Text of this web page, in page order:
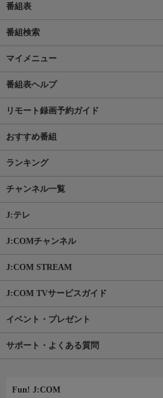
番組表
番組検索
マイメニュー
番組表ヘルプ
リモート録画予約ガイド
おすすめ番組
ランキング
チャンネル一覧
J:テレ
J:COMチャンネル
J:COM STREAM
J:COM TVサービスガイド
イベント・プレゼント
サポート・よくある質問
Fun! J:COM